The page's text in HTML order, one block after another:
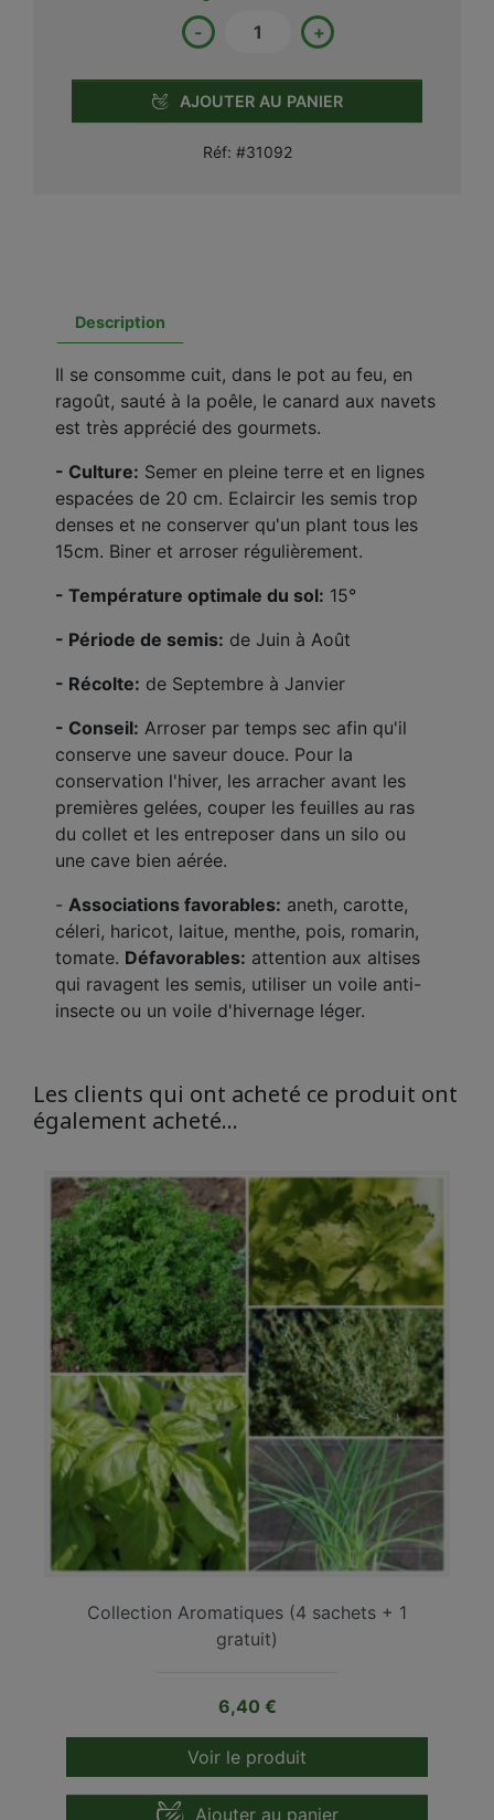
- +
AJOUTER AU PANIER
Réf: #31092
Description
Il se consomme cuit, dans le pot au feu, en
ragoût, sauté à la poêle, le canard aux navets
est très apprécié des gourmets.
- Culture: Semer en pleine terre et en lignes
espacées de 20 cm. Eclaircir les semis trop
denses et ne conserver qu'un plant tous les
15cm. Biner et arroser régulièrement.
- Température optimale du sol: 15°
- Période de semis: de Juin à Août
- Récolte: de Septembre à Janvier
- Conseil: Arroser par temps sec afin qu'il
conserve une saveur douce. Pour la
conservation l'hiver, les arracher avant les
premières gelées, couper les feuilles au ras
du collet et les entreposer dans un silo ou
une cave bien aérée.
- Associations favorables: aneth, carotte,
céleri, haricot, laitue, menthe, pois, romarin,
tomate. Défavorables: attention aux altises
qui ravagent les semis, utiliser un voile anti-
insecte ou un voile d'hivernage léger.
Les clients qui ont acheté ce produit ont
également acheté...
Collection Aromatiques (4 sachets + 1
gratuit)
Prix
6,40 €
Voir le produit
Ajouter au panier